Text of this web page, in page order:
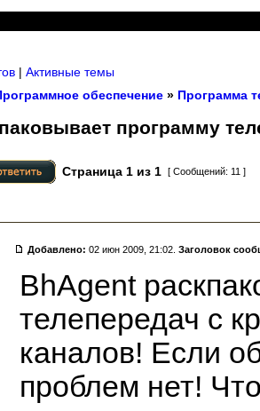
| Активные темы
обеспечение » Программа
программу
Страница 1 из 1 [ Сообщений: 11 ]
Добавлено: 02 июн 2009, 21:02. Заголовок
BhAgent
телепередач с
каналов! Если
проблем нет!